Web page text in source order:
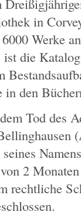
in
Werke
die
den
Tod des
2
rechtliche